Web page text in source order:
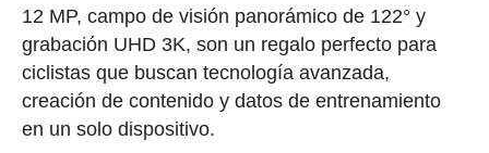
12 MP, campo de visión panorámico de 122° y
grabación UHD 3K, son un regalo perfecto para
ciclistas que buscan tecnología avanzada,
creación de contenido y datos de entrenamiento
en un solo dispositivo.